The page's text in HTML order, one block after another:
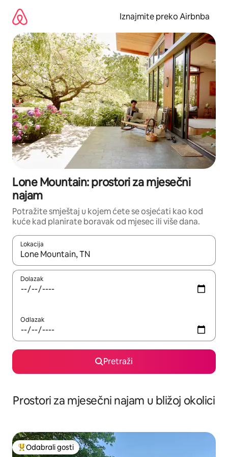
sadržaj
Iznajmite preko Airbnba
Lone Mountain: prostori za mjesečni
najam
Potražite smještaj u kojem ćete se osjećati kao kod
kuće kad planirate boravak od mjesec ili više dana.
Lokacija
Kada budu dostupni rezultati, moći ćete ih pregledati
Dolazak
Odlazak
Pretraži
Prostori za mjesečni najam u bližoj okolici
Među najviše rangiranima s oznakom „Odabrali gosti”
Odabrali gosti